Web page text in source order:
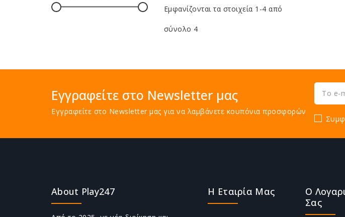
Εμφανίζονται τα στοιχεία 1-4 από
σύνολο 4
Εγγραφείτε στο Newsletter μας
Εγγραφείτε στο Newsletter μας για να λαμβάνετε κουπόνια προσφορών
About Play247 Η Εταιρία Μας
Ο
Σας